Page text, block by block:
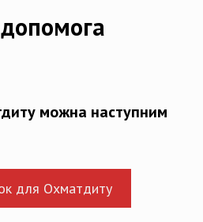
можна наступним
для Охматдиту